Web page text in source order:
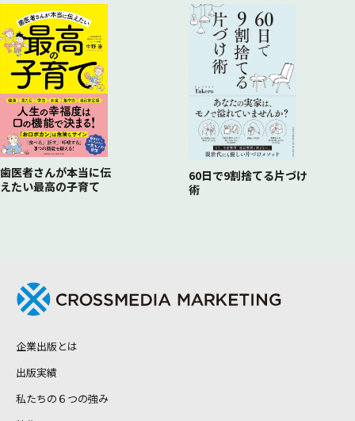
石海峡大橋］ 岡山県倉敷市
13 希少動植物を護る尾道松江自動車道］ 広島県三次市―
庄原市
14 復活した東洋一の吊橋［三好橋］ 徳島県三好市
15 観光地への「自動運転車」の導入［実社会への導入に向
けて］徳島県三好市
16 島民の想いの詰まった架け橋［生名橋・岩城橋］ 愛媛
県越智郡上島町
17 全社の技術を集結した災害支援への取り組み［熊本地震
復興支援］ 熊本県
18 将来の交差点［ラウンドアバウト］ 日本全国
フィリピン共和国
21 将来にわたる上水の安定供給を実現［上水供給事業］
22 鉄道とバイオトイレ［環境配慮型トイレ］ ベトナム社
会主義共和国
23 東南アジアの大動脈を支える橋［つばさ橋］ カンボジ
ア王国
歯医者さんが本当に伝
えたい最高の子育て
60日で9割捨てる片づけ
術
企業出版とは
出版実績
私たちの６つの強み